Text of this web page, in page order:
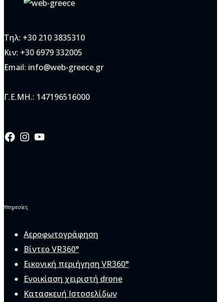
Τηλ: +30 210 3835310
Κιν: +30 6979 332005
Email: info@web-greece.gr
Γ.Ε.ΜΗ.: 147196516000
Facebook
Instagram
YouTube
Υπηρεσίες
Αεροφωτογράφηση
Βίντεο VR360°
Εικονική περιήγηση VR360°
Ενοικίαση χειριστή drone
Κατασκευή Ιστοσελίδων